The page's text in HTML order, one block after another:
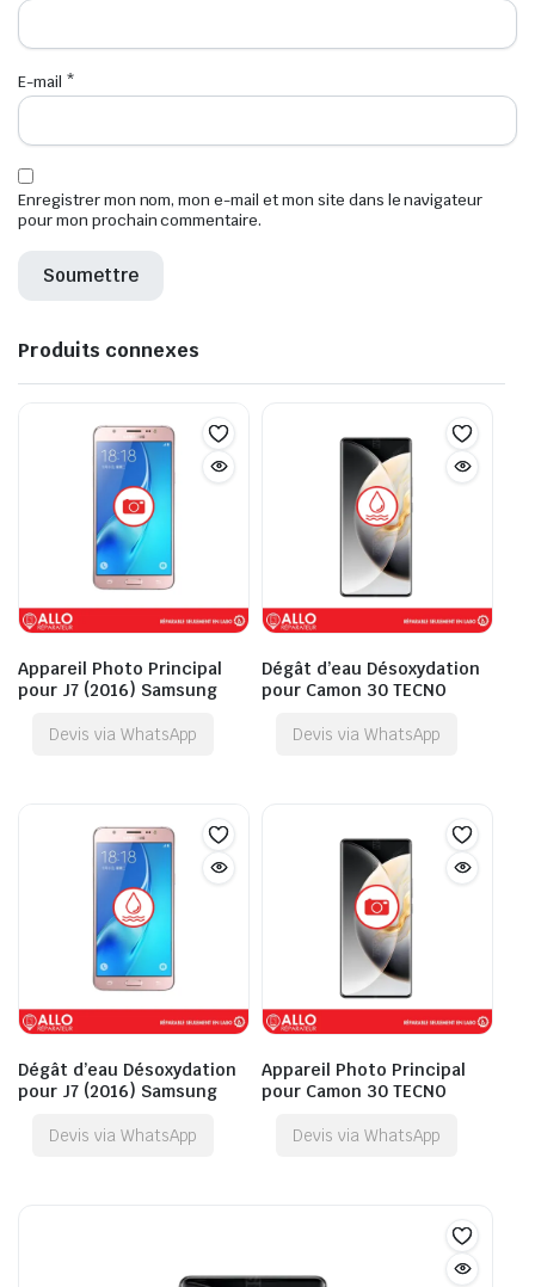
E-mail *
Enregistrer mon nom, mon e-mail et mon site dans le navigateur
pour mon prochain commentaire.
Produits connexes
Appareil Photo Principal
pour J7 (2016) Samsung
Devis via WhatsApp
Dégât d’eau Désoxydation
pour Camon 30 TECNO
Devis via WhatsApp
Dégât d’eau Désoxydation
pour J7 (2016) Samsung
Devis via WhatsApp
Appareil Photo Principal
pour Camon 30 TECNO
Devis via WhatsApp